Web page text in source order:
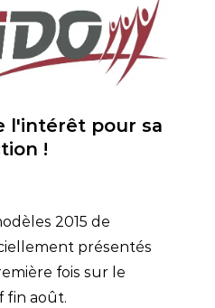
l'intérêt pour sa
!
2015 de
présentés
fois sur le
fin août.